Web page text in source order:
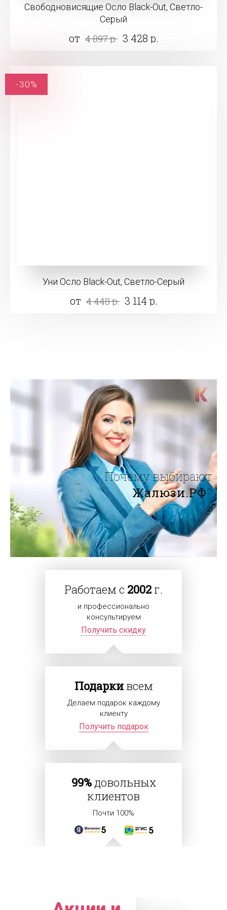
Свободновисящие Осло Black-Out, Светло-
Серый
от 4 897 р. 3 428 р.
Уни Осло Black-Out, Светло-Серый
от 4 448 р. 3 114 р.
-30%
Почему выбирают
Жалюзи.РФ?
Работаем с 2002 г.
и профессионально
консультируем
Получить скидку
Подаркивсем
Делаем подарок каждому
клиенту
Получить подарок
99%довольных
клиентов
Почти 100%